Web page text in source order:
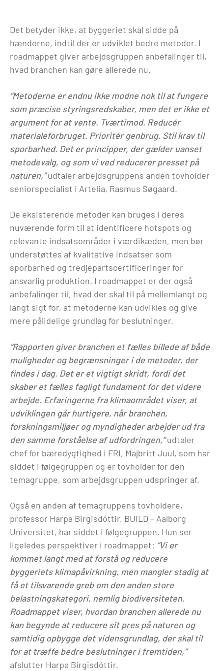
Det betyder ikke, at byggeriet skal sidde på
hænderne, indtil der er udviklet bedre metoder. I
roadmappet giver arbejdsgruppen anbefalinger til,
hvad branchen kan gøre allerede nu.
”Metoderne er endnu ikke modne nok til at fungere
som præcise styringsredskaber, men det er ikke et
argument for at vente. Tværtimod. Reducér
materialeforbruget. Prioritér genbrug. Stil krav til
sporbarhed. Det er principper, der gælder uanset
metodevalg, og som vi ved reducerer presset på
naturen,”udtaler arbejdsgruppens anden tovholder
seniorspecialist i Artelia, Rasmus Søgaard.
De eksisterende metoder kan bruges i deres
nuværende form til at identificere hotspots og
relevante indsatsområder i værdikæden, men bør
understøttes af kvalitative indsatser som
sporbarhed og tredjepartscertificeringer for
ansvarlig produktion. I roadmappet er der også
anbefalinger til, hvad der skal til på mellemlangt og
langt sigt for, at metoderne kan udvikles og give
mere pålidelige grundlag for beslutninger.
”Rapporten giver branchen et fælles billede af både
muligheder og begrænsninger i de metoder, der
findes i dag. Det er et vigtigt skridt, fordi det
skaber et fælles fagligt fundament for det videre
arbejde. Erfaringerne fra klimaområdet viser, at
udviklingen går hurtigere, når branchen,
forskningsmiljøer og myndigheder arbejder ud fra
den samme forståelse af udfordringen,”udtaler
chef for bæredygtighed i FRI, Majbritt Juul, som har
siddet i følgegruppen og er tovholder for den
temagruppe, som arbejdsgruppen udspringer af.
Også en anden af temagruppens tovholdere,
professor Harpa Birgisdóttir, BUILD – Aalborg
Universitet, har siddet i følgegruppen. Hun ser
ligeledes perspektiver i roadmappet: “Vi er
kommet langt med at forstå og reducere
byggeriets klimapåvirkning, men mangler stadig at
få et tilsvarende greb om den anden store
belastningskategori, nemlig biodiversiteten.
Roadmappet viser, hvordan branchen allerede nu
kan begynde at reducere sit pres på naturen og
samtidig opbygge det vidensgrundlag, der skal til
for at træffe bedre beslutninger i fremtiden,”
afslutter Harpa Birgisdóttir.